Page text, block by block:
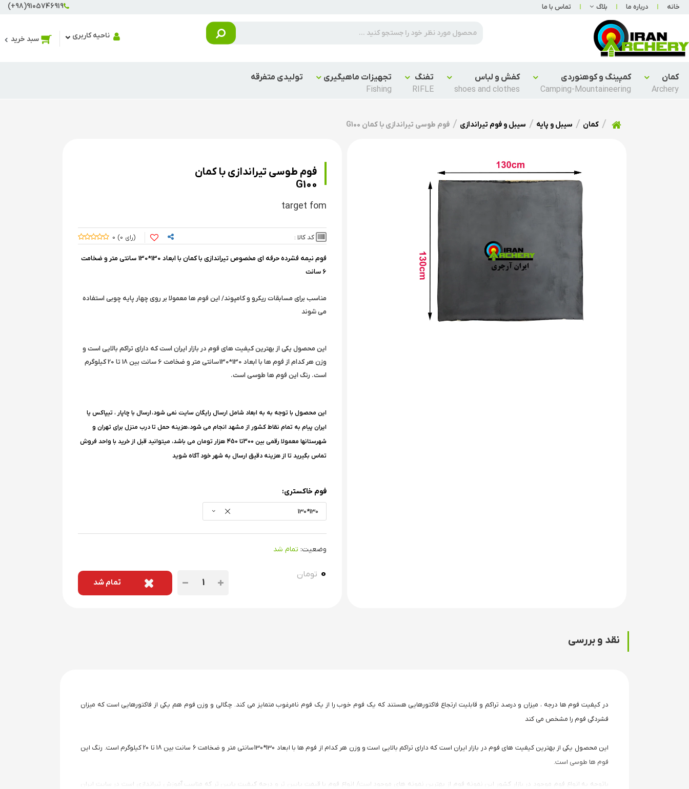
خانه درباره ما بلاگ تماس با ما (+98)9105746919
کمان
Archery
کمپینگ و کوهنوردی
Camping-Mountaineering
کفش و لباس
shoes and clothes
تفنگ
RIFLE
تجهیزات ماهیگیری
Fishing
تولیدی متفرقه
سبد خرید ناحیه کاربری
کمان سیبل و پایه سیبل و فوم تیراندازی فوم طوسی تیراندازی با کمان G100
فوم طوسی تیراندازی با کمان
G100
target fom
0 0 کد کالا :
فوم نیمه فشرده حرفه ای مخصوص تیراندازی با کمان با ابعاد 130*130 سانتی متر و ضخامت
6 سانت
مناسب برای مسابقات ریکرو و کامپوند/ این فوم ها معمولا بر روی چهار پایه چوبی استفاده
می شوند
این محصول یکی از بهترین کیفیت های فوم در بازار ایران است که دارای تراکم بالایی است و
وزن هر کدام از فوم ها با ابعاد 130*130 سانتی متر و ضخامت 6 سانت بین 18 تا 20 کیلوگرم
است. رنگ این فوم ها طوسی است.
این محصول با توجه به به ابعاد شامل ارسال رایگان سایت نمی شود،ارسال با چاپار ، تیپاکس یا
ایران پیام به تمام نقاط کشور از مشهد انجام می شود،هزینه حمل تا درب منزل برای تهران و
شهرستانها معمولا رقمی بین 300تا 450 هزار تومان می باشد، میتوانید قبل از خرید با واحد فروش
تماس بگیرید تا از هزینه دقیق ارسال به شهر خود آگاه شوید
فوم خاکستری:
130*130
وضعیت: تمام شد
۰ تومان
تمام شد
نقد و بررسی
در کیفیت فوم ها درجه ، میزان و درصد تراکم و قابلیت ارتجاع فاکتورهایی هستند که یک فوم خوب را از یک فوم نامرغوب متمایز می کند. چگالی و وزن فوم هم یکی از فاکتورهایی است که میزان
فشردگی فوم را مشخص می کند
این محصول یکی از بهترین کیفیت های فوم در بازار ایران است که دارای تراکم بالایی است و وزن هر کدام از فوم ها با ابعاد 130*130 سانتی متر و ضخامت 6 سانت بین 18 تا 20 کیلوگرم است. رنگ این
فوم ها طوسی است.
باتوجه به انواع فوم موجود در بازار کشور این نمونه فوم از بهترین نمونه های موجود است/ انواع فوم با قیمت پایین تر و درجه کیفیت پایین تر که مناسب آموزش تیراندازی است در سایت ایران